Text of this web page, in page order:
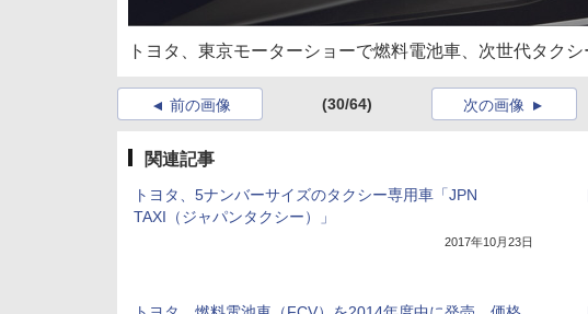
トヨタ、東京モーターショーで燃料電池車、次世代タク
前の画像 (30/64) 次の画像
関連記事
トヨタ、5ナンバーサイズのタクシー専用車「JPN
TAXI（ジャパンタクシー）」
2017年10月23日